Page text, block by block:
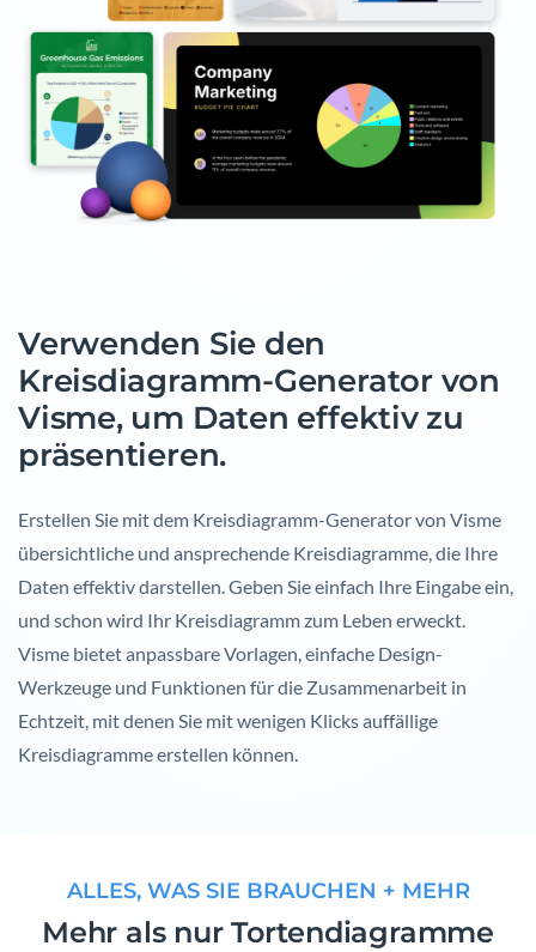
Verwenden Sie den
Kreisdiagramm-Generator von
Visme, um Daten effektiv zu
präsentieren.
Erstellen Sie mit dem Kreisdiagramm-Generator von Visme
übersichtliche und ansprechende Kreisdiagramme, die Ihre
Daten effektiv darstellen. Geben Sie einfach Ihre Eingabe ein,
und schon wird Ihr Kreisdiagramm zum Leben erweckt.
Visme bietet anpassbare Vorlagen, einfache Design-
Werkzeuge und Funktionen für die Zusammenarbeit in
Echtzeit, mit denen Sie mit wenigen Klicks auffällige
Kreisdiagramme erstellen können.
ALLES, WAS SIE BRAUCHEN + MEHR
Mehr als nur Tortendiagramme